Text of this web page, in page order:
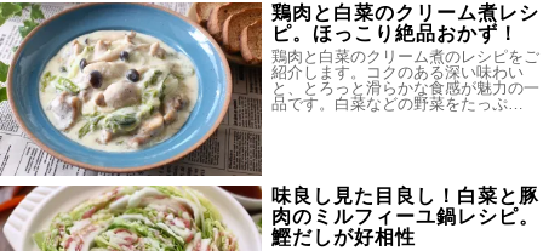
鶏肉と白菜のクリーム煮レシ
ピ。ほっこり絶品おかず！
鶏肉と白菜のクリーム煮のレシピをご
紹介します。コクのある深い味わい
と、とろっと滑らかな食感が魅力の一
品です。白菜などの野菜をたっぷ…
味良し見た目良し！白菜と豚
肉のミルフィーユ鍋レシピ。
鰹だしが好相性